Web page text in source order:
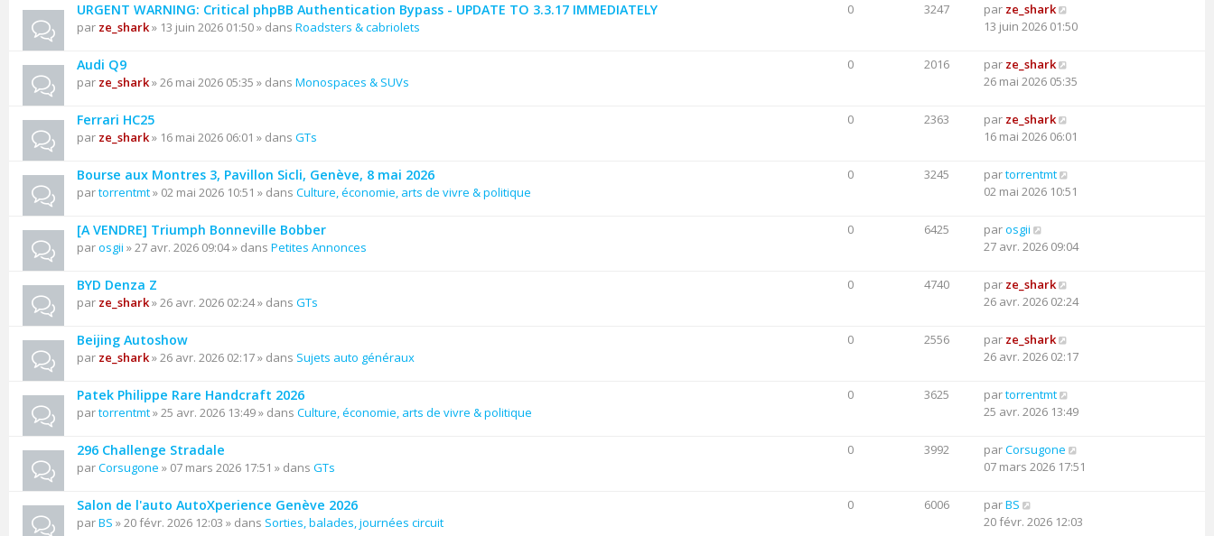
URGENT WARNING: Critical phpBB Authentication Bypass - UPDATE TO 3.3.17 IMMEDIATELY
par ze_shark» 13 juin 2026 01:50 » dans Roadsters & cabriolets
0 3247 par ze_shark
13 juin 2026 01:50
Audi Q9
par ze_shark» 26 mai 2026 05:35 » dans Monospaces & SUVs
0 2016 par ze_shark
26 mai 2026 05:35
Ferrari HC25
par ze_shark» 16 mai 2026 06:01 » dans GTs
0 2363 par ze_shark
16 mai 2026 06:01
Bourse aux Montres 3, Pavillon Sicli, Genève, 8 mai 2026
partorrentmt» 02 mai 2026 10:51 » dans Culture, économie, arts de vivre & politique
0 3245 partorrentmt
02 mai 2026 10:51
[A VENDRE] Triumph Bonneville Bobber
parosgii » 27 avr. 2026 09:04 » dans Petites Annonces
0 6425 parosgii
27 avr. 2026 09:04
BYD Denza Z
par ze_shark» 26 avr. 2026 02:24 » dans GTs
0 4740 par ze_shark
26 avr. 2026 02:24
Beijing Autoshow
par ze_shark» 26 avr. 2026 02:17 » dans Sujets auto généraux
0 2556 par ze_shark
26 avr. 2026 02:17
Patek Philippe Rare Handcraft 2026
partorrentmt» 25 avr. 2026 13:49 » dans Culture, économie, arts de vivre & politique
0 3625 partorrentmt
25 avr. 2026 13:49
296 Challenge Stradale
parCorsugone » 07 mars 2026 17:51 » dans GTs
0 3992 parCorsugone
07 mars 2026 17:51
Salon de l'auto AutoXperience Genève 2026
parBS » 20 févr. 2026 12:03 » dans Sorties, balades, journées circuit
0 6006 parBS
20 févr. 2026 12:03